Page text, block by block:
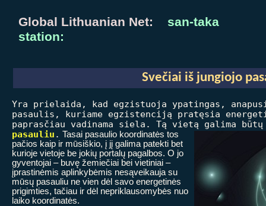
Global Lithuanian Net: san-taka
station:
Svečiai iš jungiojo
Yra prielaida, kad egzistuoja ypatingas,
pasaulis, kuriame egzistenciją pratęsia
paprasčiau vadinama siela. Tą vietą galima
pasauliu . Tasai pasaulio koordinatės tos
pačios kaip ir mūsiškio, į jį galima patekti bet
kurioje vietoje be jokių portalų pagalbos. O jo
gyventojai – buvę žemiečiai bei vietiniai –
įprastinėmis aplinkybėmis nesąveikauja su
mūsų pasauliu ne vien dėl savo energetinės
prigimties, tačiau ir dėl nepriklausomybės nuo
laiko koordinatės.